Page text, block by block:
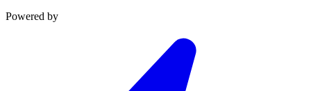
Powered by